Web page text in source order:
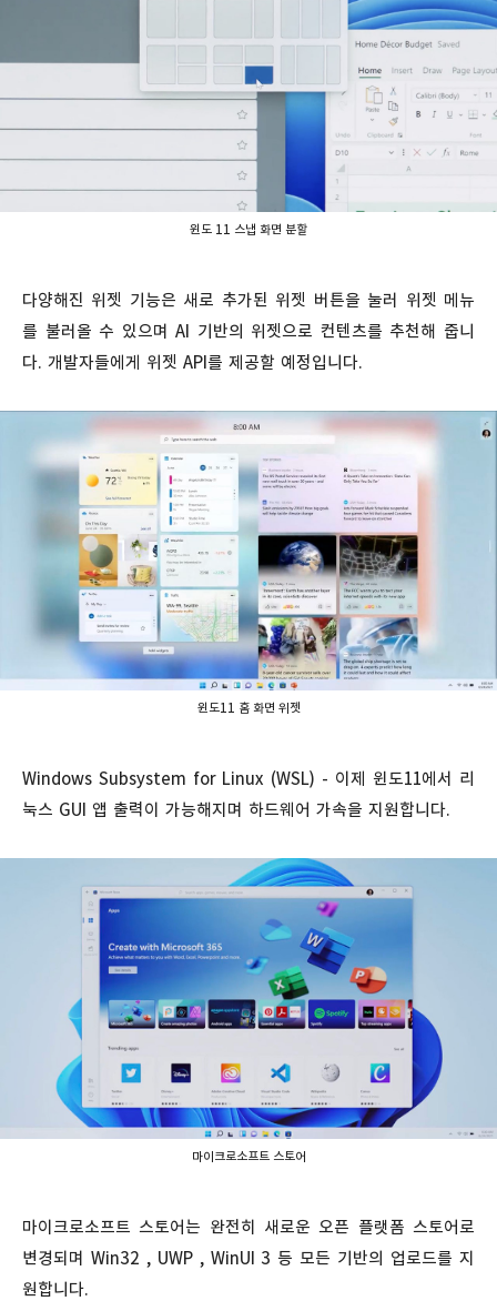
윈도 11 스냅 화면 분할
다양해진 위젯 기능은 새로 추가된 위젯 버튼을 눌러 위젯 메뉴
를 불러올 수 있으며 AI 기반의 위젯으로 컨텐츠를 추천해 줍니
다. 개발자들에게 위젯 API를 제공할 예정입니다.
윈도11 홈 화면 위젯
Windows Subsystem for Linux (WSL) - 이제 윈도11에서 리
눅스 GUI 앱 출력이 가능해지며 하드웨어 가속을 지원합니다.
마이크로소프트 스토어
마이크로소프트 스토어는 완전히 새로운 오픈 플랫폼 스토어로
변경되며 Win32 , UWP , WinUI 3 등 모든 기반의 업로드를 지
원합니다.